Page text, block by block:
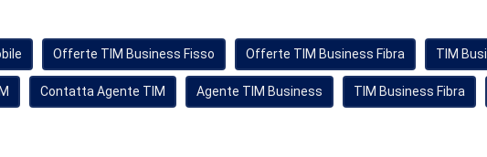
Offerte TIM Business Fisso Offerte TIM Business Fibra TIM
Contatta Agente TIM Agente TIM Business TIM Business Fibra